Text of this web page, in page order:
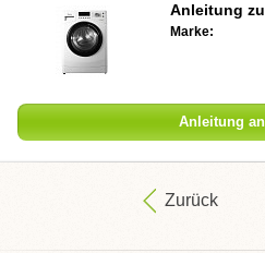
Anleitung zu
Marke:
Anleitung
Zurück